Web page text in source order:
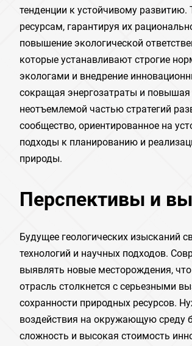
тенденции к устойчивому
ресурсам, гарантируя их
повышение экологической
которые устанавливают строгие
экологами и внедрение
сокращая энергозатраты и
неотъемлемой частью стратегий
сообщество, ориентированное на
подходы к планированию и
природы.
Перспективы и
Будущее геологических изысканий
технологий и научных подходов.
выявлять новые месторождения,
отрасль столкнется с серьезными
сохранности природных ресурсов.
воздействия на окружающую среду
сложность и высокая стоимость